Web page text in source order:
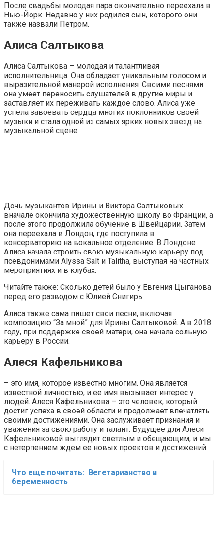
После свадьбы молодая пара окончательно переехала в
Нью-Йорк. Недавно у них родился сын, которого они
также назвали Петром.
Алиса Салтыкова
Алиса Салтыкова – молодая и талантливая
исполнительница. Она обладает уникальным голосом и
выразительной манерой исполнения. Своими песнями
она умеет переносить слушателей в другие миры и
заставляет их переживать каждое слово. Алиса уже
успела завоевать сердца многих поклонников своей
музыки и стала одной из самых ярких новых звезд на
музыкальной сцене.
Дочь музыкантов Ирины и Виктора Салтыковых
вначале окончила художественную школу во Франции, а
после этого продолжила обучение в Швейцарии. Затем
она переехала в Лондон, где поступила в
консерваторию на вокальное отделение. В Лондоне
Алиса начала строить свою музыкальную карьеру под
псевдонимами Alyssa Salt и Talitha, выступая на частных
мероприятиях и в клубах.
Читайте также: Сколько детей было у Евгения Цыганова
перед его разводом с Юлией Снигирь
Алиса также сама пишет свои песни, включая
композицию “За мной” для Ирины Салтыковой. А в 2018
году, при поддержке своей матери, она начала сольную
карьеру в России.
Алеся Кафельникова
– это имя, которое известно многим. Она является
известной личностью, и ее имя вызывает интерес у
людей. Алеся Кафельникова – это человек, который
достиг успеха в своей области и продолжает впечатлять
своими достижениями. Она заслуживает признания и
уважения за свою работу и талант. Будущее для Алеси
Кафельниковой выглядит светлым и обещающим, и мы
с нетерпением ждем ее новых проектов и достижений.
Что еще почитать: Вегетарианство и
беременность